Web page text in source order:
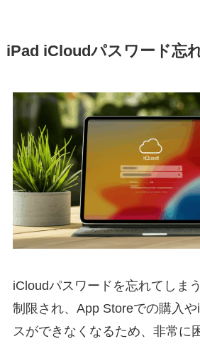
iPad iCloudパスワード忘
iCloudパスワードを忘れてしま
制限され、App Storeでの購入
スができなくなるため、非常に